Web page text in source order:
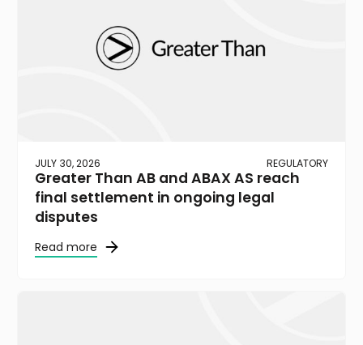
JULY 30, 2026 REGULATORY
Greater Than AB and ABAX AS reach
final settlement in ongoing legal
disputes
Read more